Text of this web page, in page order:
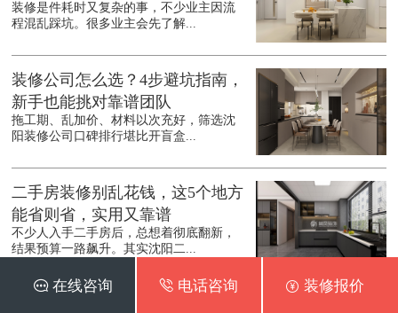
装修是件耗时又复杂的事，不少业主因流
程混乱踩坑。很多业主会先了解...
装修公司怎么选？4步避坑指南，
新手也能挑对靠谱团队
拖工期、乱加价、材料以次充好，筛选沈
阳装修公司口碑排行堪比开盲盒...
二手房装修别乱花钱，这5个地方
能省则省，实用又靠谱
不少人入手二手房后，总想着彻底翻新，
结果预算一路飙升。其实沈阳二...
 在线咨询  电话咨询  装修报价